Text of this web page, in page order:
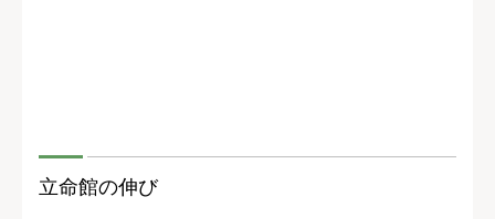
立命館の伸び